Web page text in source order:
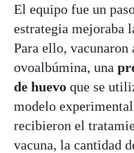
El equipo fue un
estrategia mejoraba
Para ello, vacunaron
ovoalbúmina, una
de huevo que se
modelo
recibieron el
vacuna, la cantidad